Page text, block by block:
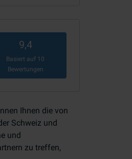
9,4
Basiert auf 10
Bewertungen
Ihnen die von
Schweiz und
und
zu treffen,